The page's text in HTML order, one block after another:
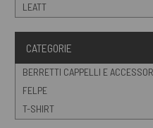
LEATT
CATEGORIE
BERRETTI CAPPELLI E
FELPE
T-SHIRT